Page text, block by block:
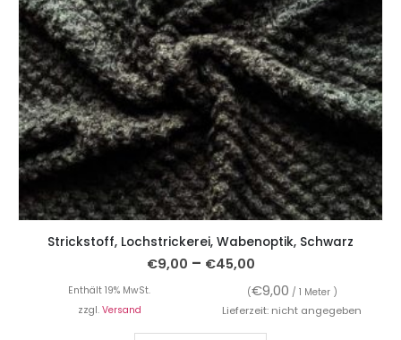
Strickstoff, Lochstrickerei, Wabenoptik, Schwarz
€9,00 – €45,00
Enthält 19% MwSt. (€9,00 / 1 Meter )
zzgl. Versand Lieferzeit: nicht angegeben